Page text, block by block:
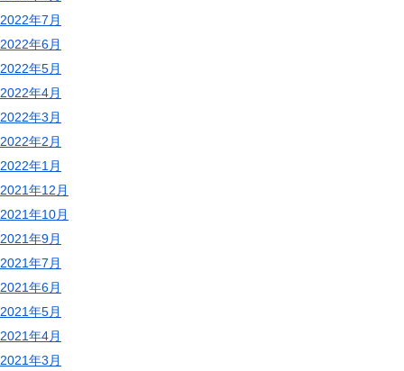
2022年7月
2022年6月
2022年5月
2022年4月
2022年3月
2022年2月
2022年1月
2021年12月
2021年10月
2021年9月
2021年7月
2021年6月
2021年5月
2021年4月
2021年3月